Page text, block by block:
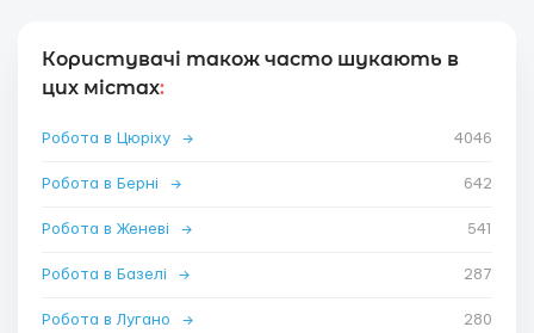
Користувачі також часто шукають в
цих містах:
Робота в Цюріху → 4046
Робота в Берні → 642
Робота в Женеві → 541
Робота в Базелі → 287
Робота в Лугано → 280